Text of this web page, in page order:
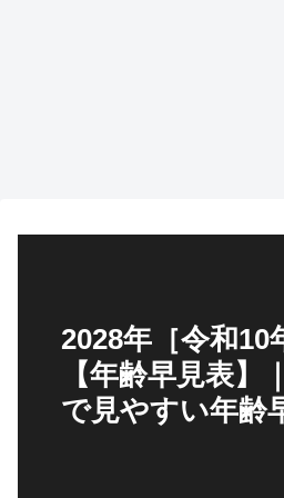
2028年［令和10
【年齢早見表】
で見やすい年齢